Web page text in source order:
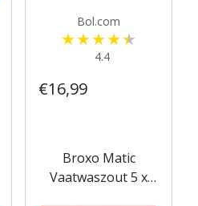
Bol.com
4.4
€16,99
Broxo Matic
Vaatwaszout 5 x